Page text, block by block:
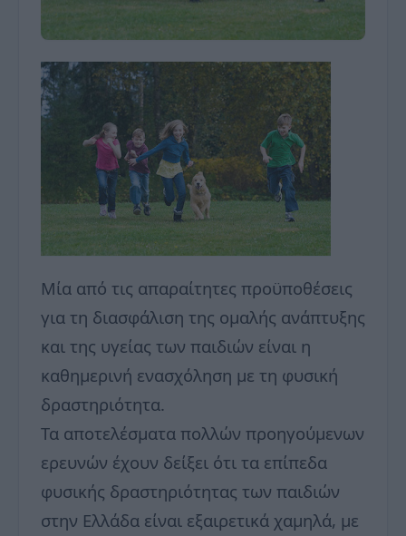
Μία από τις απαραίτητες προϋποθέσεις
για τη διασφάλιση της ομαλής ανάπτυξης
και της υγείας των παιδιών είναι η
καθημερινή ενασχόληση με τη φυσική
δραστηριότητα.
Τα αποτελέσματα πολλών προηγούμενων
ερευνών έχουν δείξει ότι τα επίπεδα
φυσικής δραστηριότητας των παιδιών
στην Ελλάδα είναι εξαιρετικά χαμηλά, με